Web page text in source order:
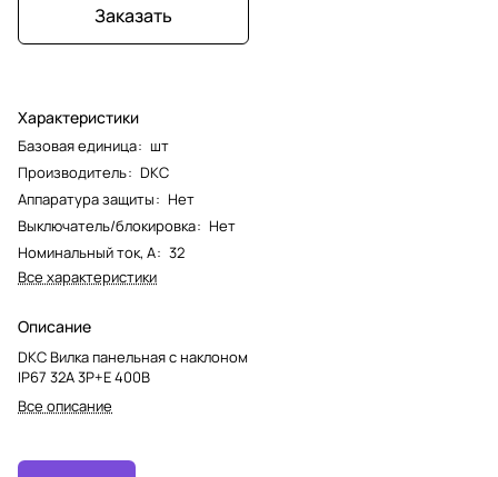
Заказать
Характеристики
Базовая единица: шт
Производитель: DKC
Аппаратура защиты: Нет
Выключатель/блокировка: Нет
Номинальный ток, А: 32
Все характеристики
Описание
DKC Вилка панельная с наклоном
IP67 32А 3P+E 400В
Все описание